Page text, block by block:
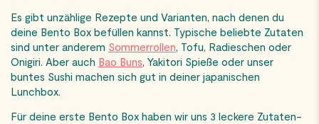
Es gibt unzählige Rezepte und Varianten, nach denen du
deine Bento Box befüllen kannst. Typische beliebte Zutaten
sind unter anderem Sommerrollen, Tofu, Radieschen oder
Onigiri. Aber auch Bao Buns, Yakitori Spieße oder unser
buntes Sushi machen sich gut in deiner japanischen
Lunchbox.
Für deine erste Bento Box haben wir uns 3 leckere Zutaten-